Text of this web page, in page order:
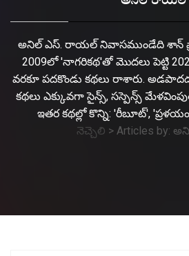
అనిల్ ఎస్. రాయల్ నివాసముండేది శాన్
2009లో 'నాగరికథ'తో మొదలు పెట్టి
వరకూ పదకొండు కథలు రాశారు.
కథలు ఎక్కువగా సైన్స్, సస్పెన్స్
ఇతర కథల్లో కొన్ని: 'రీబూట్', 'ప్రళయం',
నెచ్చెలి > Articles by: